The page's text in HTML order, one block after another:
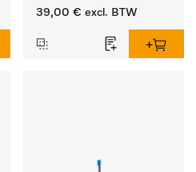
lengte 225 mm.
39,00 € excl. BTW